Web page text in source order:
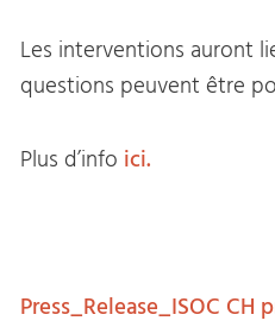
Les interventions auront
questions peuvent être
Plus d’info ici.
Press_Release_ISOC CH